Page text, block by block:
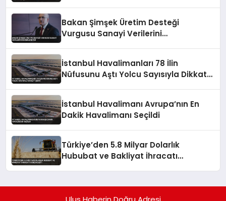
Bakan Şimşek Üretim Desteği
Vurgusu Sanayi Verilerini
İstanbul Havalimanları 78 İlin
Nüfusunu Aştı Yolcu Sayısıyla Dikkat
İstanbul Havalimanı Avrupa’nın En
Dakik Havalimanı Seçildi
Türkiye’den 5.8 Milyar Dolarlık
Hububat ve Bakliyat İhracatı